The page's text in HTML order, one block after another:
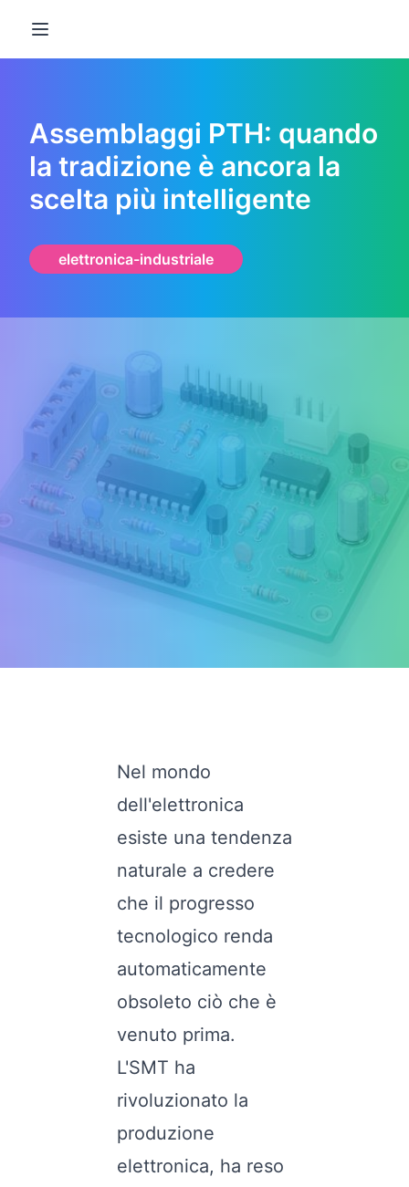
Open main menu
Assemblaggi PTH: quando
la tradizione è ancora la
scelta più intelligente
elettronica-industriale
Nel mondo
dell'elettronica
esiste una tendenza
naturale a credere
che il progresso
tecnologico renda
automaticamente
obsoleto ciò che è
venuto prima.
L'SMT ha
rivoluzionato la
produzione
elettronica, ha reso